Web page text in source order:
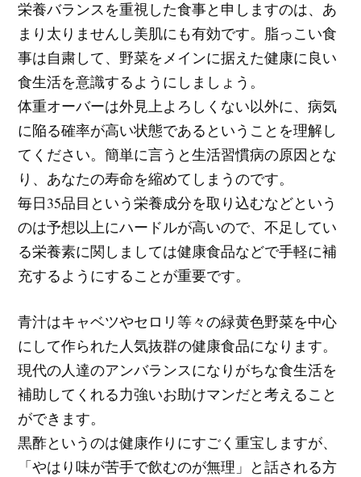
栄養バランスを重視した食事と申しますのは、あ
まり太りませんし美肌にも有効です。脂っこい食
事は自粛して、野菜をメインに据えた健康に良い
食生活を意識するようにしましょう。
体重オーバーは外見上よろしくない以外に、病気
に陥る確率が高い状態であるということを理解し
てください。簡単に言うと生活習慣病の原因とな
り、あなたの寿命を縮めてしまうのです。
毎日35品目という栄養成分を取り込むなどという
のは予想以上にハードルが高いので、不足してい
る栄養素に関しましては健康食品などで手軽に補
充するようにすることが重要です。
青汁はキャベツやセロリ等々の緑黄色野菜を中心
にして作られた人気抜群の健康食品になります。
現代の人達のアンバランスになりがちな食生活を
補助してくれる力強いお助けマンだと考えること
ができます。
黒酢というのは健康作りにすごく重宝しますが、
「やはり味が苦手で飲むのが無理」と話される方